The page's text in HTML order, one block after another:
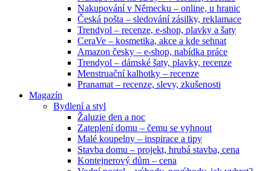
Nakupování v Německu – online, u hranic
Česká pošta – sledování zásilky, reklamace
Trendyol – recenze, e-shop, plavky a šaty
CeraVe – kosmetika, akce a kde sehnat
Amazon česky – e-shop, nabídka práce
Trendyol – dámské šaty, plavky, recenze
Menstruační kalhotky – recenze
Pranamat – recenze, slevy, zkušenosti
Magazín
Bydlení a styl
Žaluzie den a noc
Zateplení domu – čemu se vyhnout
Malé koupelny – inspirace a tipy
Stavba domu – projekt, hrubá stavba, cena
Kontejnerový dům – cena